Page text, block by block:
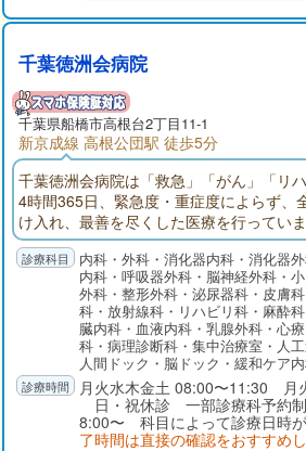
千葉徳洲会病院
千葉県船橋市高根台2丁目11-1
新京成線 高根公団駅 徒歩5分
千葉徳洲会病院は「救急」「がん」「リ
4時間365日、緊急度・重症度によらず、
け入れ、最善を尽くした医療を行ってい
ET-CTや放射線治療装置、ダ・ヴィンチ
のほか、28床の緩和ケア病棟を完備し、
できる医療体制を確立しております。リ
は、回復期リハビリ病棟を56床増床し、
受け入れ、社会復帰に向けた支援を行っ
内科・外科・消化器内科・消化器
内科・呼吸器外科・脳神経外科・
外科・整形外科・泌尿器科・皮膚
科・放射線科・リハビリ科・麻酔
臓内科・血液内科・乳腺外科・心
科・病理診断科・集中治療室・人
人間ドック・脳ドック・緩和ケア
月火水木金土 08:00〜11:30 月
日・祝休診 一部診療科予約
8:00〜 科目によって診療日時
了時間は直接の確認をおすすめ